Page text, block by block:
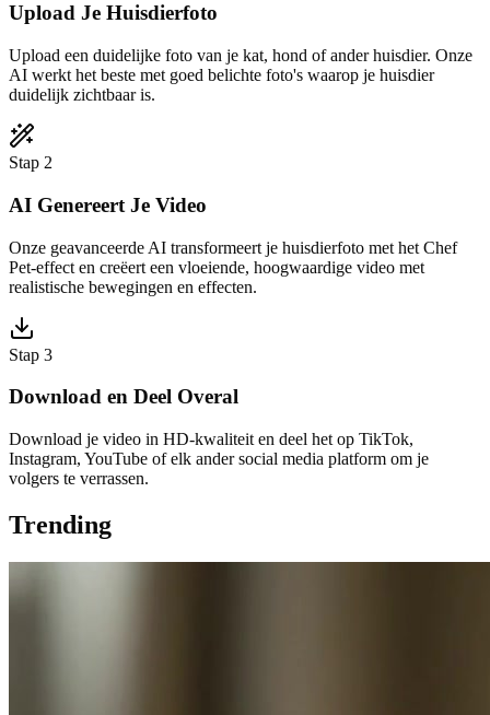
Upload Je Huisdierfoto
Upload een duidelijke foto van je kat, hond of ander huisdier. Onze
AI werkt het beste met goed belichte foto's waarop je huisdier
duidelijk zichtbaar is.
Stap 2
AI Genereert Je Video
Onze geavanceerde AI transformeert je huisdierfoto met het Chef
Pet-effect en creëert een vloeiende, hoogwaardige video met
realistische bewegingen en effecten.
Stap 3
Download en Deel Overal
Download je video in HD-kwaliteit en deel het op TikTok,
Instagram, YouTube of elk ander social media platform om je
volgers te verrassen.
Trending